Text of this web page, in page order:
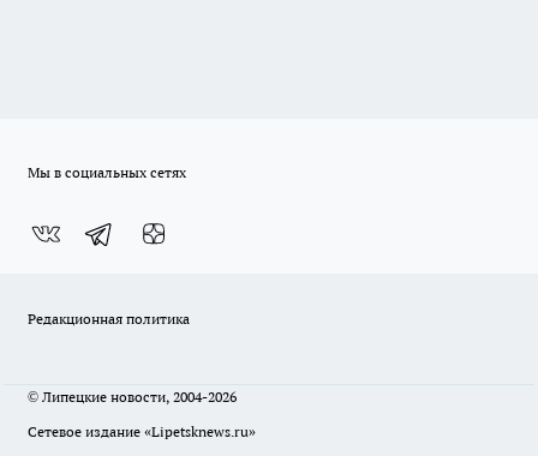
Мы в социальных сетях
Редакционная политика
© Липецкие новости, 2004-2026
Сетевое издание «Lipetsknews.ru»